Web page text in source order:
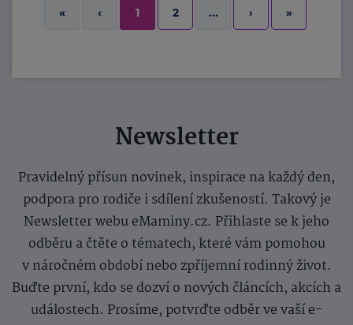
« ‹ 1 2 ... › »
Newsletter
Pravidelný přísun novinek, inspirace na každý den,
podpora pro rodiče i sdílení zkušeností. Takový je
Newsletter webu eMaminy.cz. Přihlaste se k jeho
odběru a čtěte o tématech, které vám pomohou
v náročném období nebo zpříjemní rodinný život.
Buďte první, kdo se dozví o nových článcích, akcích a
událostech. Prosíme, potvrďte odběr ve vaší e-